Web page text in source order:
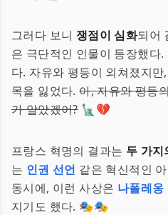
그러다 보니 쟁점이 심화되어
은 극단적인 인물이 등장했다
다. 자유와 평등이 외쳐졌지
목을 잃었다.아, 자유와 평등
가 알았겠어?🗽💔
프랑스 혁명의 결과는 두 가지
는 인권 선언 같은 혁신적인
동시에, 이런 사상은 나폴레옹
지기도 했다. 🎭🎭